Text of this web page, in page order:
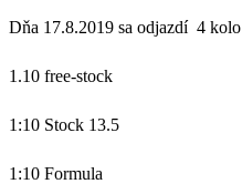
Dňa 17.8.2019 sa odjazdí 4
1.10 free-stock
1:10 Stock 13.5
1:10 Formula